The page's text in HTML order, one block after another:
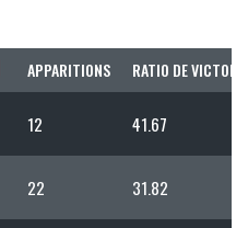
APPARITIONS RATIO DE VICTOIRE
12 41.67
22 31.82